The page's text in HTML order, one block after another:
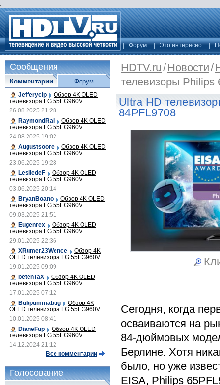
.
Форум Это интересно
HDTV.ru/Новости/
телевизоры Philips
Ultra HD
84PFL9708
Сегодня, когда
осваиваются на
84-дюймовых
Берлине. Хотя
было, но уже
EISA, Philips
Сообщения
Комментарии
Jefferycip Обзор 4K OLED
телевизора LG 55EG960V
26.08.2025 21:28
RaymondRal
Обзор 4K OLED
телевизора LG 55EG960V
24.08.2025 19:02
Augustsoore
Обзор 4K OLED
телевизора LG 55EG960V
23.06.2025 19:28
LesliedeF
Обзор 4K OLED
телевизора LG 55EG960V
03.06.2025 20:14
BryanBoano
Обзор 4K OLED
телевизора LG 55EG960V
09.03.2025 21:51
Eugenrex
Обзор 4K OLED
телевизора LG 55EG960V
29.01.2025 22:36
XRumer23Wence
Обзор 4K
OLED телевизора LG 55EG960V
19.01.2025 09:09
betenTaX
Обзор 4K OLED
телевизора LG 55EG960V
17.01.2025 07:12
Bubpummabug
Обзор 4K
OLED телевизора LG 55EG960V
10.01.2025 08:41
DianeFup
Обзор 4K OLED
телевизора LG 55EG960V
14.12.2024 21:12
Все комментарии
Форум
Голосование